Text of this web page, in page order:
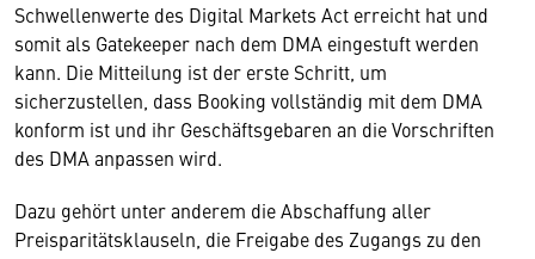
Schwellenwerte des Digital Markets Act erreicht hat und
somit als Gatekeeper nach dem DMA eingestuft werden
kann. Die Mitteilung ist der erste Schritt, um
sicherzustellen, dass Booking vollständig mit dem DMA
konform ist und ihr Geschäftsgebaren an die Vorschriften
des DMA anpassen wird.
Dazu gehört unter anderem die Abschaffung aller
Preisparitätsklauseln, die Freigabe des Zugangs zu den